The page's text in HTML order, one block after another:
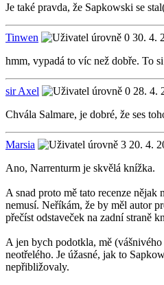
Je také pravda, že Sapkowski se
Tinwen
30. 4.
hmm, vypadá to víc než dobře. To
sir Axel
28. 4.
Chvála Salmare, je dobré, že ses
Marsia
20. 4.
Ano, Narrenturm je skvělá knížka.
A snad proto mě tato recenze
nemusí. Neříkám, že by měl autor
přečíst odstaveček na zadní straně
A jen bych podotkla, mě
neotřelého. Je úžasné, jak to
nepřibližovaly.